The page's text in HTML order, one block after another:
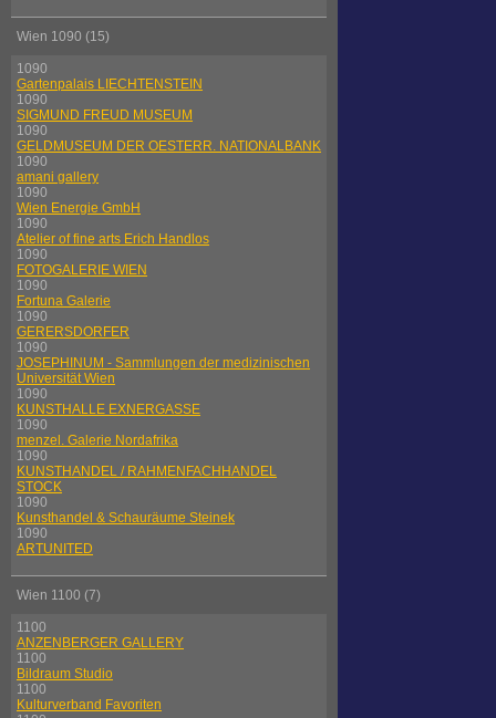
Wien 1090 (15)
1090
Gartenpalais LIECHTENSTEIN
1090
SIGMUND FREUD MUSEUM
1090
GELDMUSEUM DER OESTERR. NATIONALBANK
1090
amani gallery
1090
Wien Energie GmbH
1090
Atelier of fine arts Erich Handlos
1090
FOTOGALERIE WIEN
1090
Fortuna Galerie
1090
GERERSDORFER
1090
JOSEPHINUM - Sammlungen der medizinischen
Universität Wien
1090
KUNSTHALLE EXNERGASSE
1090
menzel. Galerie Nordafrika
1090
KUNSTHANDEL / RAHMENFACHHANDEL
STOCK
1090
Kunsthandel & Schauräume Steinek
1090
ARTUNITED
Wien 1100 (7)
1100
ANZENBERGER GALLERY
1100
Bildraum Studio
1100
Kulturverband Favoriten